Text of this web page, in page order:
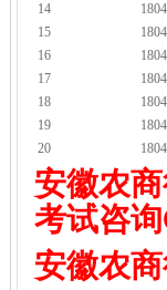
14
15
16
17
18
19
20
安徽农
考试咨询
安徽农